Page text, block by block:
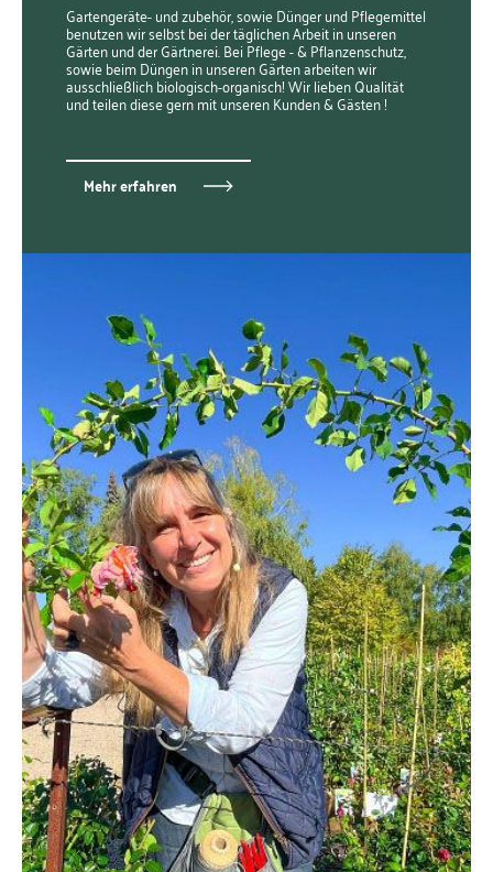
Gartengeräte- und zubehör, sowie Dünger und Pflegemittel
benutzen wir selbst bei der täglichen Arbeit in unseren
Gärten und der Gärtnerei. Bei Pflege - & Pflanzenschutz,
sowie beim Düngen in unseren Gärten arbeiten wir
ausschließlich biologisch-organisch! Wir lieben Qualität
und teilen diese gern mit unseren Kunden & Gästen !
Mehr erfahren